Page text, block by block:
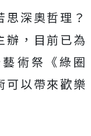
深奧哲理？
辦，目前已為
術祭《綠圈
可以帶來歡樂